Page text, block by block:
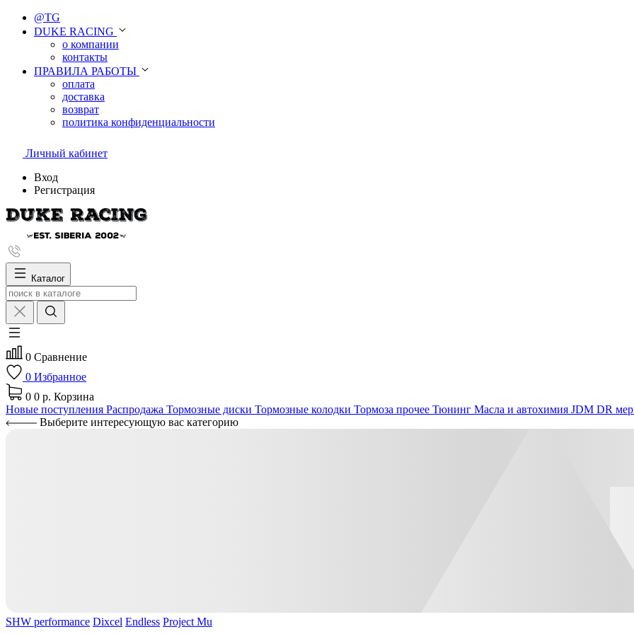
@TG
DUKE RACING
о компании
контакты
ПРАВИЛА РАБОТЫ
оплата
доставка
возврат
политика конфиденциальности
Личный кабинет
Вход
Регистрация
Каталог
0 Сравнение
0 Избранное
0 0 р. Корзина
Новые поступления Распродажа Тормозные диски Тормозные колодки Тормоза прочее Тюнинг Масла и автохимия JDM DR
Выберите интересующую вас категорию
SHW performance Dixcel Endless Project Mu